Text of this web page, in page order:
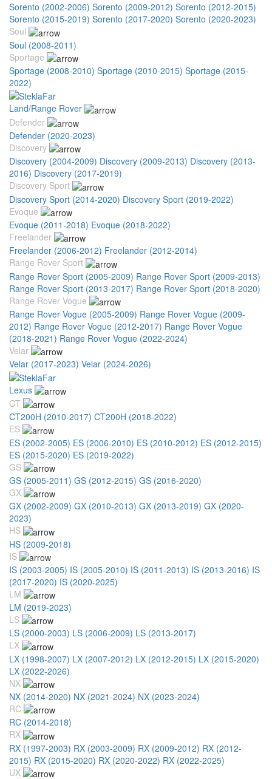
Sorento (2002-2006) Sorento (2009-2012) Sorento (2012-2015)
Sorento (2015-2019) Sorento (2017-2020) Sorento (2020-2023)
Soul
Soul (2008-2011)
Sportage
Sportage (2008-2010) Sportage (2010-2015) Sportage (2015-
2022)
Land/Range Rover
Defender
Defender (2020-2023)
Discovery
Discovery (2004-2009) Discovery (2009-2013) Discovery (2013-
2016) Discovery (2017-2019)
Discovery Sport
Discovery Sport (2014-2020) Discovery Sport (2019-2022)
Evoque
Evoque (2011-2018) Evoque (2018-2022)
Freelander
Freelander (2006-2012) Freelander (2012-2014)
Range Rover Sport
Range Rover Sport (2005-2009) Range Rover Sport (2009-2013)
Range Rover Sport (2013-2017) Range Rover Sport (2018-2020)
Range Rover Vogue
Range Rover Vogue (2005-2009) Range Rover Vogue (2009-
2012) Range Rover Vogue (2012-2017) Range Rover Vogue
(2018-2021) Range Rover Vogue (2022-2024)
Velar
Velar (2017-2023) Velar (2024-2026)
Lexus
CT
CT200H (2010-2017) CT200H (2018-2022)
ES
ES (2002-2005) ES (2006-2010) ES (2010-2012) ES (2012-2015)
ES (2015-2020) ES (2019-2022)
GS
GS (2005-2011) GS (2012-2015) GS (2016-2020)
GX
GX (2002-2009) GX (2010-2013) GX (2013-2019) GX (2020-
2023)
HS
HS (2009-2018)
IS
IS (2003-2005) IS (2005-2010) IS (2011-2013) IS (2013-2016) IS
(2017-2020) IS (2020-2025)
LM
LM (2019-2023)
LS
LS (2000-2003) LS (2006-2009) LS (2013-2017)
LX
LX (1998-2007) LX (2007-2012) LX (2012-2015) LX (2015-2020)
LX (2022-2026)
NX
NX (2014-2020) NX (2021-2024) NX (2023-2024)
RC
RC (2014-2018)
RX
RX (1997-2003) RX (2003-2009) RX (2009-2012) RX (2012-
2015) RX (2015-2020) RX (2020-2022) RX (2022-2025)
UX